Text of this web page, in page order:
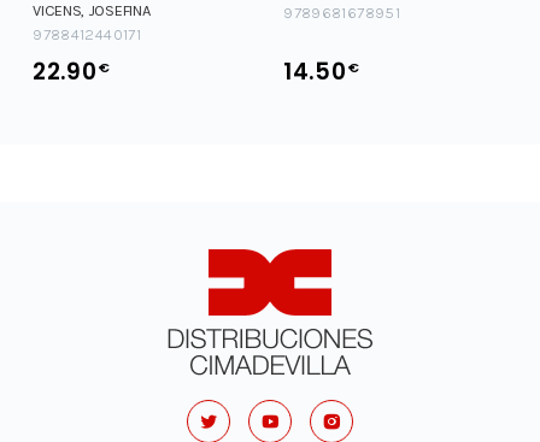
VICENS, JOSEFINA
9788412440171
22.90€
9789681678951
14.50€